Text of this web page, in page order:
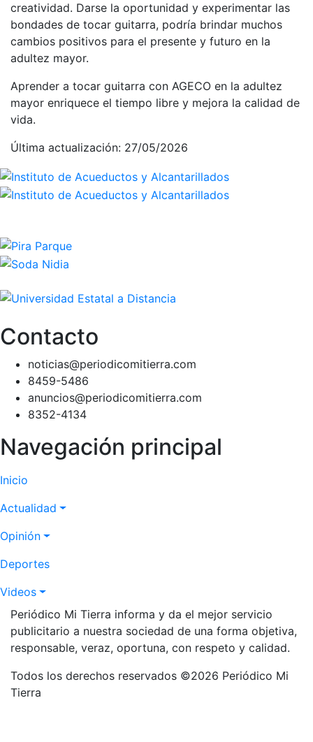
creatividad. Darse la oportunidad y experimentar las
bondades de tocar guitarra, podría brindar muchos
cambios positivos para el presente y futuro en la
adultez mayor.
Aprender a tocar guitarra con AGECO en la adultez
mayor enriquece el tiempo libre y mejora la calidad de
vida.
Última actualización: 27/05/2026
Contacto
noticias@periodicomitierra.com
8459-5486
anuncios@periodicomitierra.com
8352-4134
Navegación principal
Inicio
Actualidad
Opinión
Deportes
Videos
Periódico Mi Tierra informa y da el mejor servicio
publicitario a nuestra sociedad de una forma objetiva,
responsable, veraz, oportuna, con respeto y calidad.
Todos los derechos reservados ©2026 Periódico Mi
Tierra